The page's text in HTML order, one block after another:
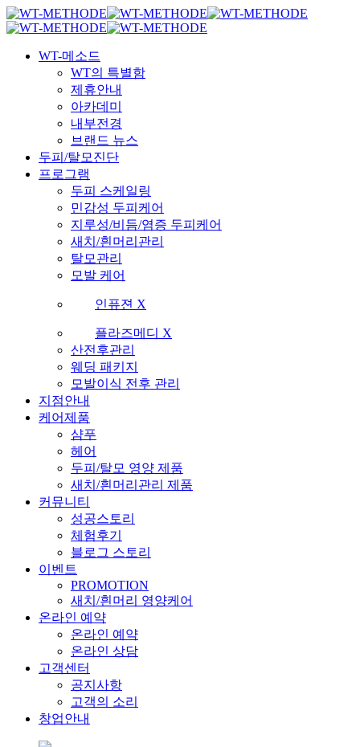
국내 최초 두피케어 브랜드
국내 최초 두피케어 브랜드
Skip
to
content
Menu
WT-메소드
WT의 특별함
제휴안내
아카데미
내부전경
브랜드 뉴스
두피/탈모진단
프로그램
두피 스케일링
민감성 두피케어
지루성/비듬/염증 두피케어
새치/흰머리관리
탈모관리
모발 케어
인퓨젼 X
플라즈메디 X
산전후관리
웨딩 패키지
모발이식 전후 관리
지점안내
케어제품
샴푸
헤어
두피/탈모 영양 제품
새치/흰머리관리 제품
커뮤니티
성공스토리
체험후기
블로그 스토리
이벤트
PROMOTION
새치/흰머리 영양케어
온라인 예약
온라인 예약
온라인 상담
고객센터
공지사항
고객의 소리
창업안내